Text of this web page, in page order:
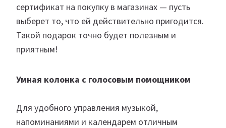
сертификат на покупку в магазинах — пусть
выберет то, что ей действительно пригодится.
Такой подарок точно будет полезным и
приятным!
Умная колонка с голосовым помощником
Для удобного управления музыкой,
напоминаниями и календарем отличным